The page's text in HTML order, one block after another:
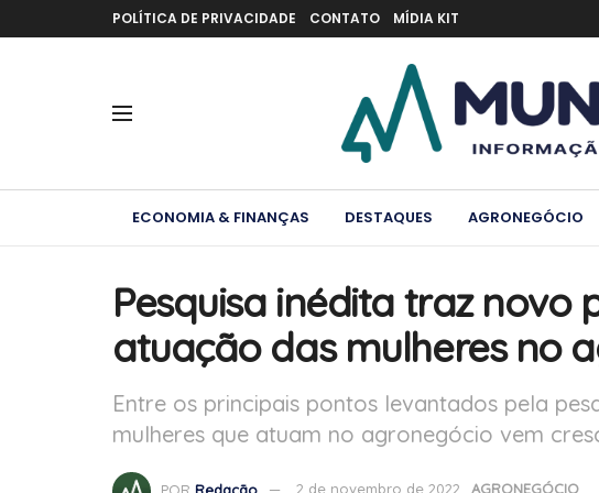
POLÍTICA DE PRIVACIDADE CONTATO MÍDIA KIT
ECONOMIA & FINANÇAS DESTAQUES AGRONEGÓCIO
Pesquisa inédita traz novo
atuação das mulheres no
Entre os principais pontos levantados pela
mulheres que atuam no agronegócio vem
POR Redação 2 de novembro de 2022 AGRONEGÓCIO